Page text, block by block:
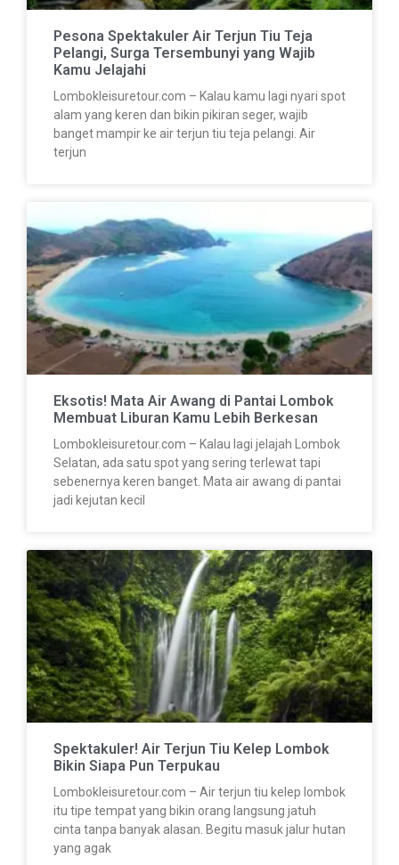
Pesona Spektakuler Air Terjun Tiu Teja
Pelangi, Surga Tersembunyi yang Wajib
Kamu Jelajahi
Lombokleisuretour.com – Kalau kamu lagi nyari spot
alam yang keren dan bikin pikiran seger, wajib
banget mampir ke air terjun tiu teja pelangi. Air
terjun
Eksotis! Mata Air Awang di Pantai Lombok
Membuat Liburan Kamu Lebih Berkesan
Lombokleisuretour.com – Kalau lagi jelajah Lombok
Selatan, ada satu spot yang sering terlewat tapi
sebenernya keren banget. Mata air awang di pantai
jadi kejutan kecil
Spektakuler! Air Terjun Tiu Kelep Lombok
Bikin Siapa Pun Terpukau
Lombokleisuretour.com – Air terjun tiu kelep lombok
itu tipe tempat yang bikin orang langsung jatuh
cinta tanpa banyak alasan. Begitu masuk jalur hutan
yang agak